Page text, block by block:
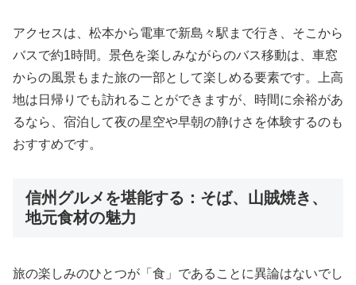
アクセスは、松本から電車で新島々駅まで行き、そこから
バスで約1時間。景色を楽しみながらのバス移動は、車窓
からの風景もまた旅の一部として楽しめる要素です。上高
地は日帰りでも訪れることができますが、時間に余裕があ
るなら、宿泊して夜の星空や早朝の静けさを体験するのも
おすすめです。
信州グルメを堪能する：そば、山賊焼き、
地元食材の魅力
旅の楽しみのひとつが「食」であることに異論はないでし